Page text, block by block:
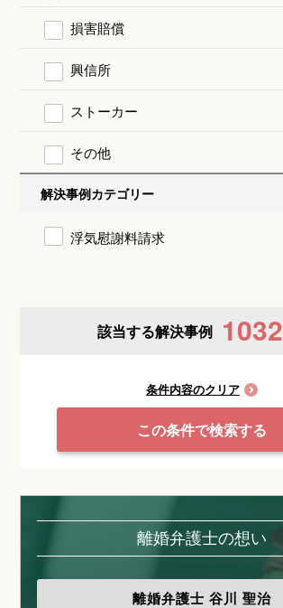
損害賠償
興信所
ストーカー
その他
解決事例カテゴリー
浮気慰謝料請求
該当する解決事例 1032
条件内容のクリア
この条件で検索する
離婚弁護士の想い
離婚弁護士 谷川 聖治